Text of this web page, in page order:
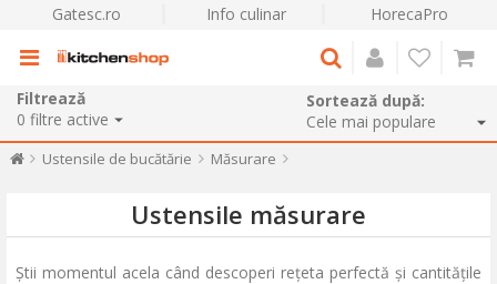
Gatesc.ro Info culinar HorecaPro
Filtrează
0 filtre active
Sortează după:
Ustensile de bucătărie Măsurare
Ustensile măsurare
Știi momentul acela când descoperi rețeta perfectă și cantitățile